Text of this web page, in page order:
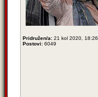
Pridružen/a: 21 kol 2020, 18:26
Postovi: 6049